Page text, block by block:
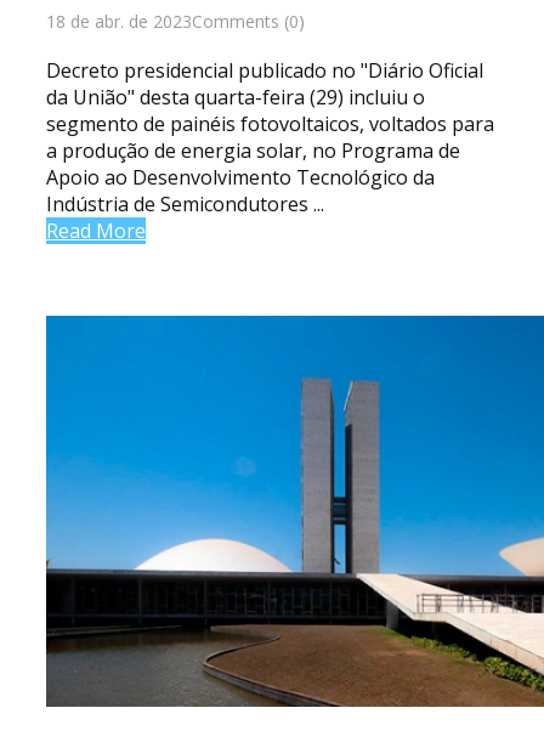
18 de abr. de 2023Comments (0)
Decreto presidencial publicado no "Diário Oficial
da União" desta quarta-feira (29) incluiu o
segmento de painéis fotovoltaicos, voltados para
a produção de energia solar, no Programa de
Apoio ao Desenvolvimento Tecnológico da
Indústria de Semicondutores ...
Read More